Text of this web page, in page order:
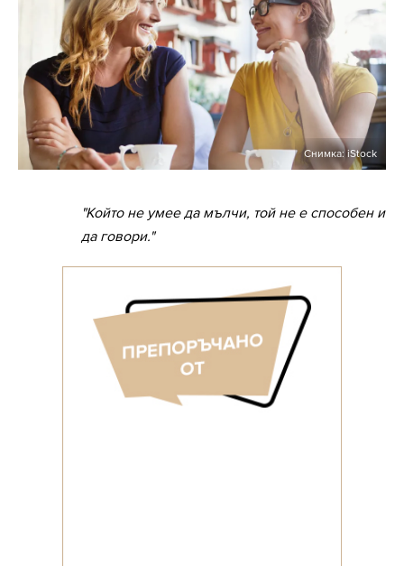
Снимка: iStock
"Който не умее да мълчи, той не е способен и
да говори."